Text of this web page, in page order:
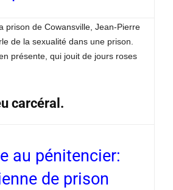
prison de Cowansville, Jean-Pierre
de la sexualité dans une prison.
présente, qui jouit de jours roses
carcéral.
au pénitencier:
de prison